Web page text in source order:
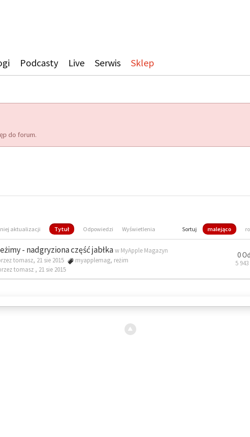
Podcasty Live Serwis Sklep
do forum.
aktualizacji Tytuł Odpowiedzi Wyświetlenia Sortuj malejąco
- nadgryziona część jabłkaw MyApple Magazyn
tomasz, 21 sie 2015
myapplemag, reżim
tomasz , 21 sie 2015
0
5